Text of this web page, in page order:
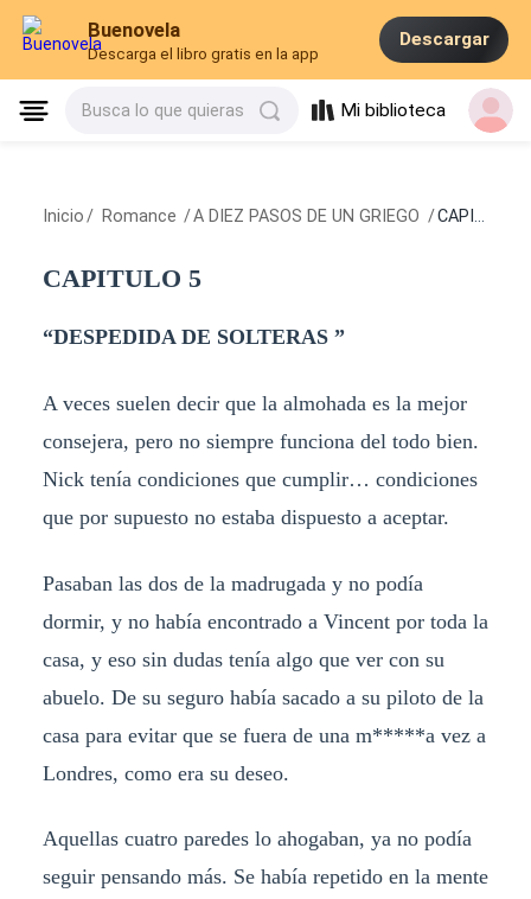
Buenovela
Descarga el libro gratis en la app
Descargar
Busca lo que quieras Mi biblioteca
Inicio / Romance /A DIEZ PASOS DE UN GRIEGO /CAPITULO 5
CAPITULO 5
“DESPEDIDA DE SOLTERAS ”
A veces suelen decir que la almohada es la mejor
consejera, pero no siempre funciona del todo bien.
Nick tenía condiciones que cumplir… condiciones
que por supuesto no estaba dispuesto a aceptar.
Pasaban las dos de la madrugada y no podía
dormir, y no había encontrado a Vincent por toda la
casa, y eso sin dudas tenía algo que ver con su
abuelo. De su seguro había sacado a su piloto de la
casa para evitar que se fuera de una m*****a vez a
Londres, como era su deseo.
Aquellas cuatro paredes lo ahogaban, ya no podía
seguir pensando más. Se había repetido en la mente